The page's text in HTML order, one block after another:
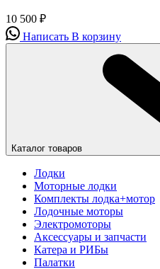
10 500 ₽
Написать В корзину
Каталог товаров
Лодки
Моторные лодки
Комплекты лодка+мотор
Лодочные моторы
Электромоторы
Аксессуары и запчасти
Катера и РИБы
Палатки